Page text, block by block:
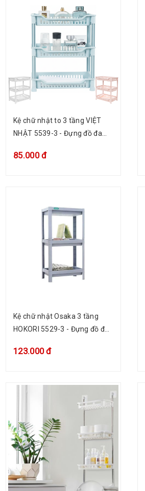
Kệ chữ nhật to 3 tầng VIỆT
NHẬT 5539-3 - Đựng đồ đa
85.000 đ
Kệ chữ nhật Osaka 3 tầng
HOKORI 5529-3 - Đựng đồ đa
123.000 đ